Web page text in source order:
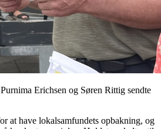
Erichsen og Søren Rittig sendte
at have lokalsamfundets opbakning, og